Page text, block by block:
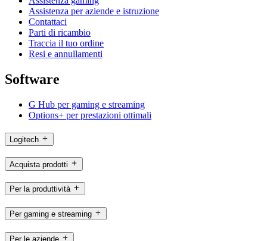
Assistenza per aziende e istruzione
Contattaci
Parti di ricambio
Traccia il tuo ordine
Resi e annullamenti
Software
G Hub per gaming e streaming
Options+ per prestazioni ottimali
Logitech
Acquista prodotti
Per la produttività
Per gaming e streaming
Per le aziende